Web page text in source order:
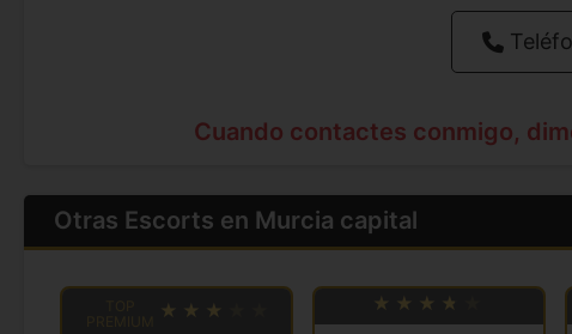
Cuando contactes conmigo,
Otras Escorts en Murcia capital